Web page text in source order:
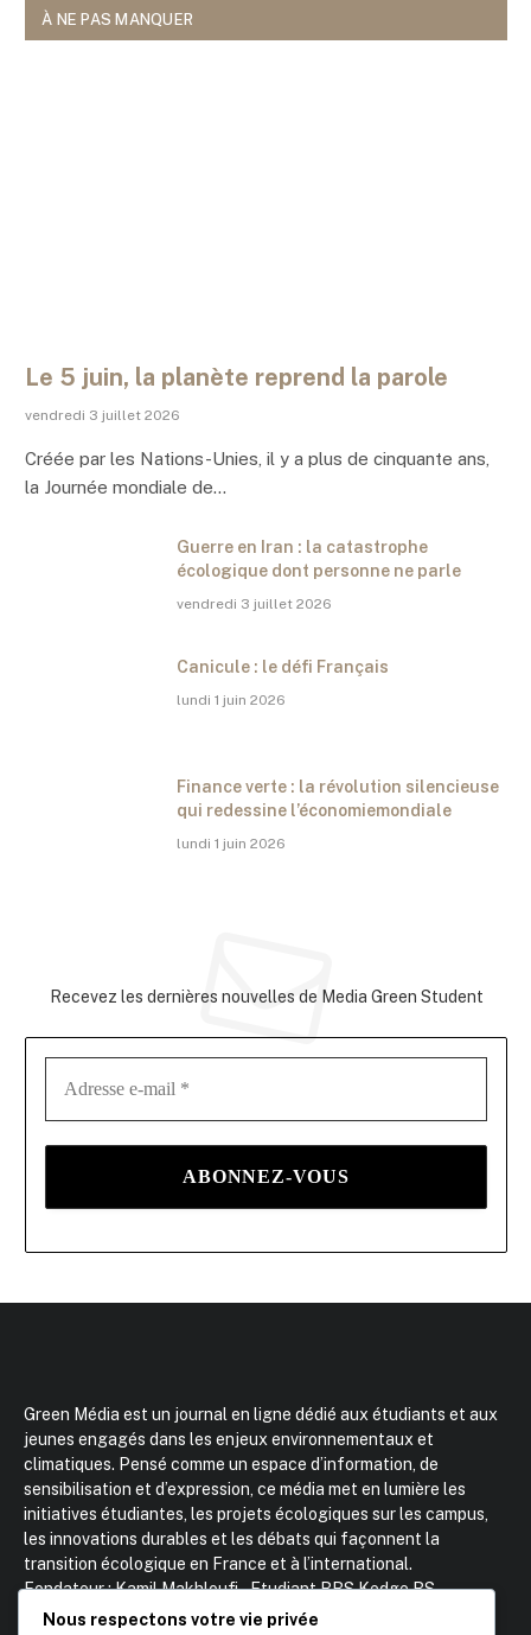
À NE PAS MANQUER
Le 5 juin, la planète reprend la parole
vendredi 3 juillet 2026
Créée par les Nations-Unies, il y a plus de cinquante ans,
la Journée mondiale de…
Guerre en Iran : la catastrophe
écologique dont personne ne parle
vendredi 3 juillet 2026
Canicule : le défi Français
lundi 1 juin 2026
Finance verte : la révolution silencieuse
qui redessine l’économiemondiale
lundi 1 juin 2026
Recevez les dernières nouvelles de Media Green Student
Green Média est un journal en ligne dédié aux étudiants et aux
jeunes engagés dans les enjeux environnementaux et
climatiques. Pensé comme un espace d’information, de
sensibilisation et d’expression, ce média met en lumière les
initiatives étudiantes, les projets écologiques sur les campus,
les innovations durables et les débats qui façonnent la
transition écologique en France et à l’international.
Fondateur : Kamil Makhloufi – Etudiant BBS Kedge BS
Contact :0033651583318
Nous respectons votre vie privée